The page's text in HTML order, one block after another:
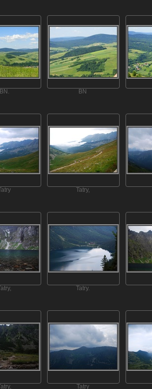
BN. BN
Tatry,
Tatry.
Tatry